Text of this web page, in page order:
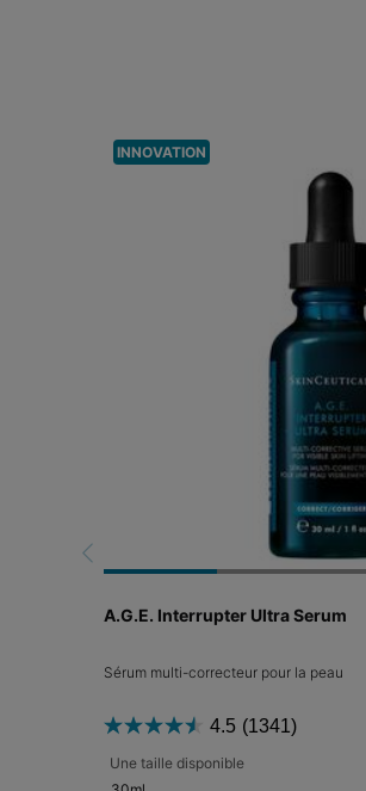
INNOVATION
A.G.E. Interrupter Ultra Serum
Sérum multi-correcteur pour la peau
4.5 (1341)
Une taille disponible